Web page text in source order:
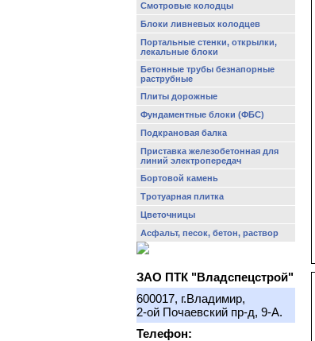
Смотровые колодцы
Блоки ливневых колодцев
Портальные стенки, открылки,
лекальные блоки
Бетонные трубы безнапорные
раструбные
Плиты дорожные
Фундаментные блоки (ФБС)
Подкрановая балка
Приставка железобетонная для
линий электропередач
Бортовой камень
Тротуарная плитка
Цветочницы
Асфальт, песок, бетон, раствор
ЗАО ПТК "Владспецстрой"
600017, г.Владимир,
2-ой Почаевский пр-д, 9-А.
Телефон: